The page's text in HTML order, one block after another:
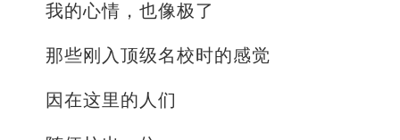
我的心情，也像极了
那些刚入顶级名校时的感觉
因在这里的人们